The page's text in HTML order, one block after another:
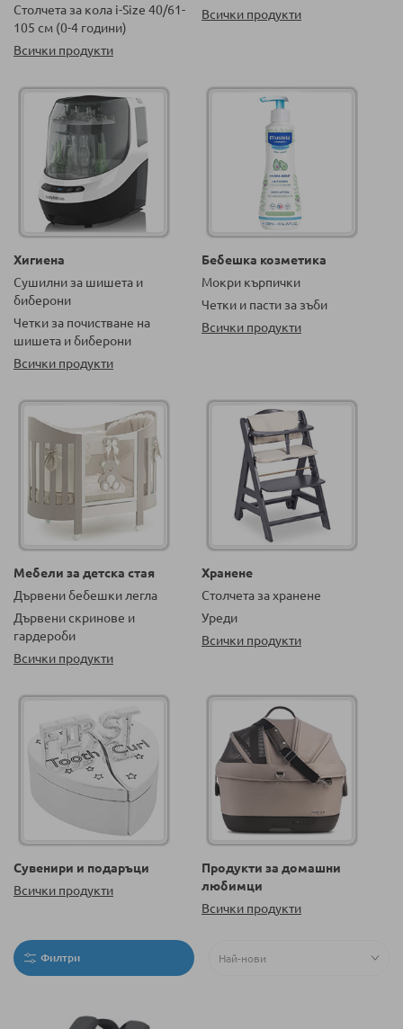
Столчета за кола i-Size 40/61-
105 см (0-4 години)
Всички продукти
Всички продукти
Хигиена
Сушилни за шишета и
биберони
Четки за почистване на
шишета и биберони
Всички продукти
Бебешка козметика
Мокри кърпички
Четки и пасти за зъби
Всички продукти
Мебели за детска стая
Дървени бебешки легла
Дървени скринове и
гардероби
Всички продукти
Хранене
Столчета за хранене
Уреди
Всички продукти
Сувенири и подаръци
Всички продукти
Продукти за домашни
любимци
Всички продукти
Филтри